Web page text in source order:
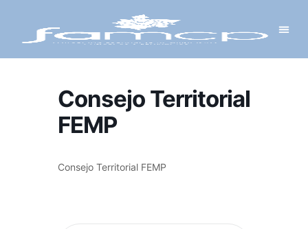
Consejo Territorial
FEMP
Consejo Territorial FEMP